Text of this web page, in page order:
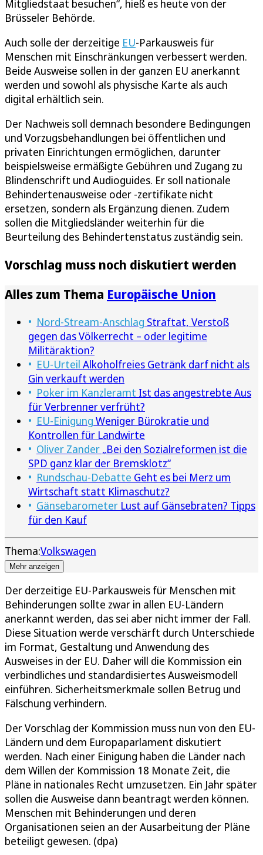
Mitgliedstaat besuchen“, hieß es heute von der
Brüsseler Behörde.
Auch solle der derzeitige EU-Parkausweis für
Menschen mit Einschränkungen verbessert werden.
Beide Ausweise sollen in der ganzen EU anerkannt
werden und sowohl als physische Karte als auch
digital erhältlich sein.
Der Nachweis soll demnach besondere Bedingungen
und Vorzugsbehandlungen bei öffentlichen und
privaten Einrichtungen ermöglichen, darunter
beispielsweise ermäßigte Gebühren und Zugang zu
Blindenschrift und Audioguides. Er soll nationale
Behindertenausweise oder -zertifikate nicht
ersetzen, sondern als Ergänzung dienen. Zudem
sollen die Mitgliedsländer weiterhin für die
Beurteilung des Behindertenstatus zuständig sein.
Vorschlag muss noch diskutiert werden
Alles zum Thema Europäische Union
Nord-Stream-Anschlag Straftat, Verstoß
gegen das Völkerrecht – oder legitime
Militäraktion?
EU-Urteil Alkoholfreies Getränk darf nicht als
Gin verkauft werden
Poker im Kanzleramt Ist das angestrebte Aus
für Verbrenner verfrüht?
EU-Einigung Weniger Bürokratie und
Kontrollen für Landwirte
Oliver Zander „Bei den Sozialreformen ist die
SPD ganz klar der Bremsklotz“
Rundschau-Debatte Geht es bei Merz um
Wirtschaft statt Klimaschutz?
Gänsebarometer Lust auf Gänsebraten? Tipps
für den Kauf
Thema:Volkswagen
Mehr anzeigen
Der derzeitige EU-Parkausweis für Menschen mit
Behinderungen sollte zwar in allen EU-Ländern
anerkannt werden, das sei aber nicht immer der Fall.
Diese Situation werde verschärft durch Unterschiede
im Format, Gestaltung und Anwendung des
Ausweises in der EU. Daher will die Kommission ein
verbindliches und standardisiertes Ausweismodell
einführen. Sicherheitsmerkmale sollen Betrug und
Fälschung verhindern.
Der Vorschlag der Kommission muss nun von den EU-
Ländern und dem Europaparlament diskutiert
werden. Nach einer Einigung haben die Länder nach
dem Willen der Kommission 18 Monate Zeit, die
Pläne in nationales Recht umzusetzen. Ein Jahr später
sollen die Ausweise dann beantragt werden können.
Menschen mit Behinderungen und deren
Organisationen seien an der Ausarbeitung der Pläne
beteiligt gewesen. (dpa)